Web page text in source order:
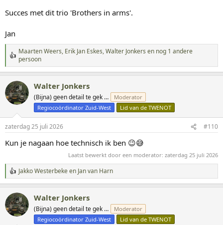
Succes met dit trio 'Brothers in arms'.
Jan
W
a
a
r
d
e
g
n
Maarten Weers, Erik Jan Eskes,Walter Jonkers en nog 1 andere
persoon
Walter Jonkers
(Bijna) geen detail te gek …
Moderator
Regiocoördinator Zuid-West
Lid van de TWENOT
zaterdag 25 juli 2026 #110
Kun je nagaan hoe technisch ik ben 😉😅
Laatst bewerkt door een moderator: zaterdag 25 juli 2026
W
a
r
d
e
Jakko Westerbekeen Jan van Harn
Walter Jonkers
(Bijna) geen detail te gek …
Moderator
Regiocoördinator Zuid-West
Lid van de TWENOT